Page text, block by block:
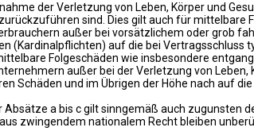
der Verletzung von Leben, Körper und
sind. Dies gilt auch für mittelbare
außer bei vorsätzlichem oder grob
(Kardinalpflichten) auf die bei Vertragsschluss
Folgeschäden wie insbesondere
außer bei der Verletzung von
Schäden und im Übrigen der Höhe nach auf
Absätze a bis c gilt sinngemäß auch zugunsten
zwingendem nationalem Recht bleiben